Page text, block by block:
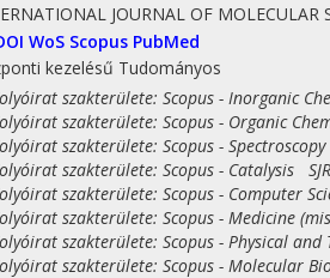
JOURNAL OF MOLECULAR
WoS Scopus PubMed
kezelésű Tudományos
szakterülete: Scopus - Inorganic
szakterülete: Scopus - Organic
szakterülete: Scopus -
szakterülete: Scopus - Catalysis
szakterülete: Scopus - Computer
szakterülete: Scopus - Medicine
szakterülete: Scopus - Physical
szakterülete: Scopus - Molecular